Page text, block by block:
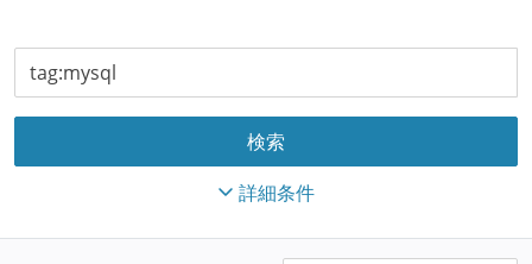
詳細条件